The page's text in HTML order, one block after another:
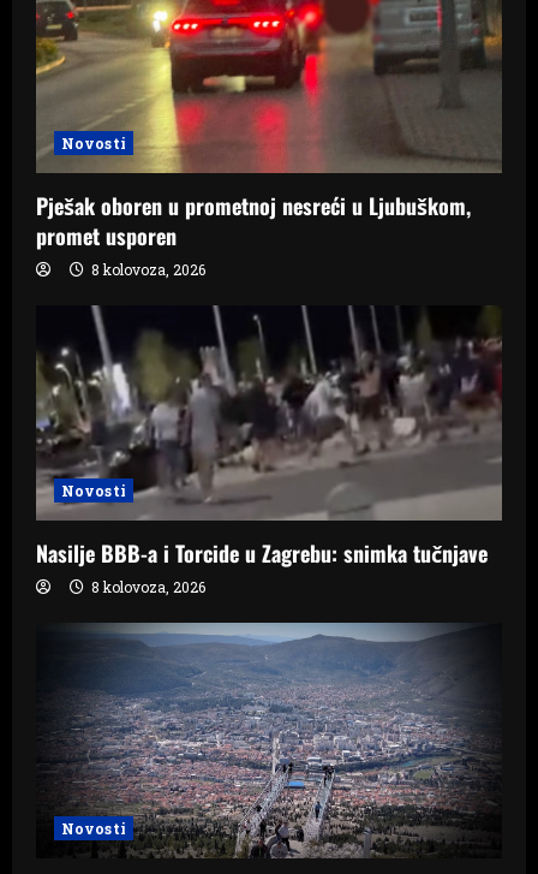
Novosti
Pješak oboren u prometnoj nesreći u Ljubuškom,
promet usporen
8 kolovoza, 2026
Novosti
Nasilje BBB-a i Torcide u Zagrebu: snimka tučnjave
8 kolovoza, 2026
Novosti